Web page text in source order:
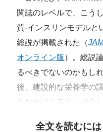
関誌のレベルで、こう
質-インスリンモデルと
総説が掲載された（
オンライン版 ）。総説
るべきでないのかもし
後、建設的な栄養学の
となればと考えご紹介
全文を読むに